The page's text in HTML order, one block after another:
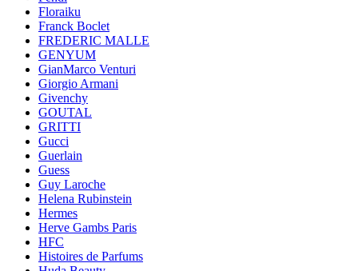
Floraiku
Franck Boclet
FREDERIC MALLE
GENYUM
GianMarco Venturi
Giorgio Armani
Givenchy
GOUTAL
GRITTI
Gucci
Guerlain
Guess
Guy Laroche
Helena Rubinstein
Hermes
Herve Gambs Paris
HFC
Histoires de Parfums